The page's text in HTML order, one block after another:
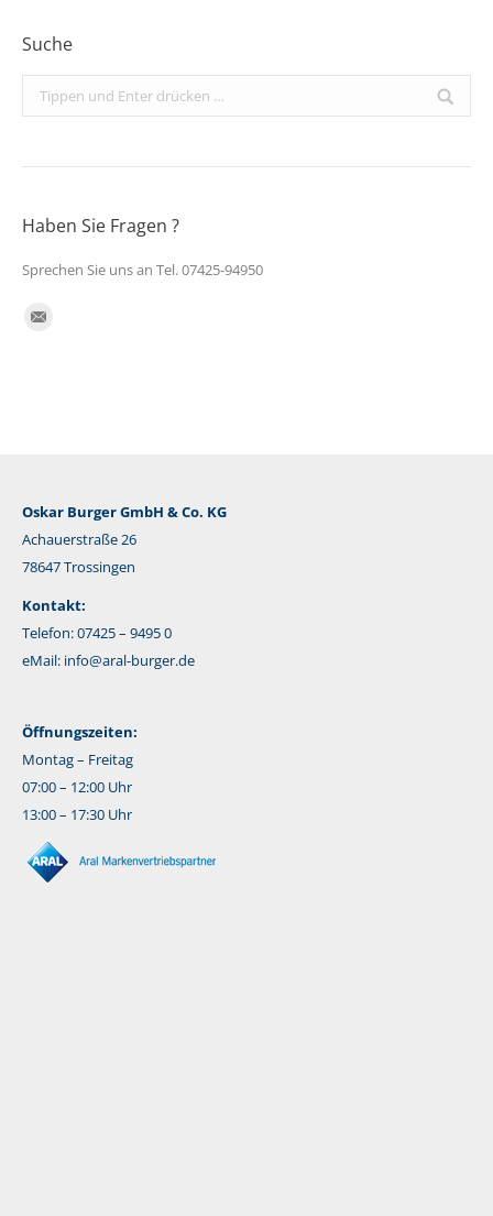
Suche
Search:
Haben Sie Fragen ?
Sprechen Sie uns an Tel. 07425-94950
Finden Sie uns auf:
Oskar Burger GmbH & Co. KG
Achauerstraße 26
78647 Trossingen
Kontakt:
Telefon: 07425 – 9495 0
eMail: info@aral-burger.de
Öffnungszeiten:
Montag – Freitag
07:00 – 12:00 Uhr
13:00 – 17:30 Uhr